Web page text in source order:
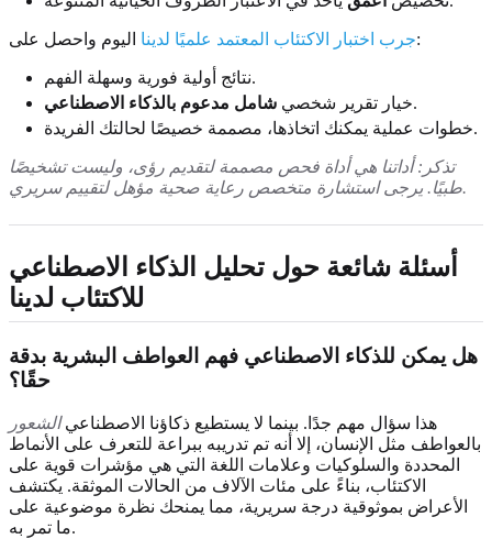
جرب اختبار الاكتئاب المعتمد علميًا لدينااليوم واحصل على:
نتائج أولية فورية وسهلة الفهم.
خيار تقرير شخصي شامل مدعوم بالذكاء الاصطناعي
.
خطوات عملية يمكنك اتخاذها، مصممة خصيصًا لحالتك الفريدة.
تذكر: أداتنا هي أداة فحص مصممة لتقديم رؤى، وليست تشخيصًا
طبيًا. يرجى استشارة متخصص رعاية صحية مؤهل لتقييم سريري.
أسئلة شائعة حول تحليل الذكاء الاصطناعي
للاكتئاب لدينا
هل يمكن للذكاء الاصطناعي فهم العواطف البشرية بدقة
حقًا؟
هذا سؤال مهم جدًا. بينما لا يستطيع ذكاؤنا الاصطناعيالشعور
بالعواطف مثل الإنسان، إلا أنه تم تدريبه ببراعة للتعرف على الأنماط
المحددة والسلوكيات وعلامات اللغة التي هي مؤشرات قوية على
الاكتئاب، بناءً على مئات الآلاف من الحالات الموثقة. يكتشف
الأعراض بموثوقية درجة سريرية، مما يمنحك نظرة موضوعية على
ما تمر به.